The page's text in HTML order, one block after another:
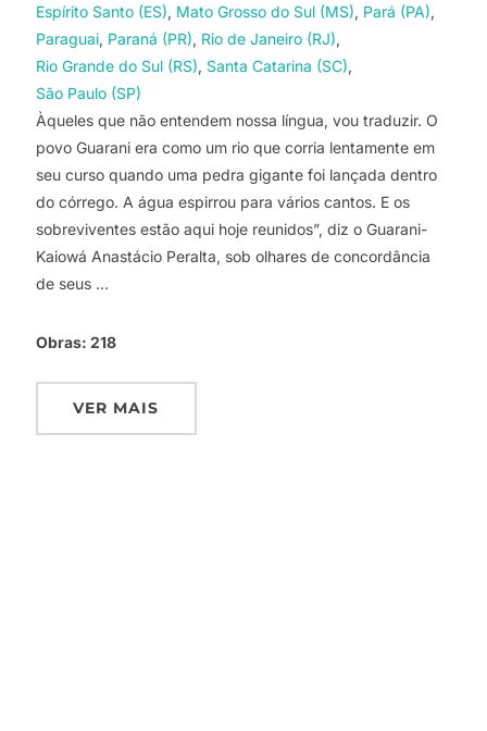
Espírito Santo (ES) Mato Grosso do Sul (MS) Pará (PA)
Paraguai Paraná (PR) Rio de Janeiro (RJ)
Rio Grande do Sul (RS) Santa Catarina (SC)
São Paulo (SP)
Àqueles que não entendem nossa língua, vou traduzir. O
povo Guarani era como um rio que corria lentamente em
seu curso quando uma pedra gigante foi lançada dentro
do córrego. A água espirrou para vários cantos. E os
sobreviventes estão aqui hoje reunidos”, diz o Guarani-
Kaiowá Anastácio Peralta, sob olhares de concordância
de seus …
Obras: 218
VER MAIS